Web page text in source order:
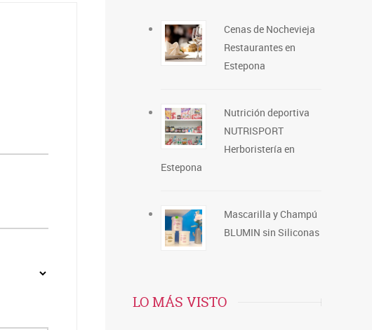
Cenas de Nochevieja
Restaurantes en
Estepona
Nutrición deportiva
NUTRISPORT
Herboristería en
Estepona
Mascarilla y Champú
BLUMIN sin Siliconas
LO MÁS VISTO